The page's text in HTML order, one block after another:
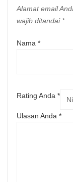
Alamat email
wajib ditandai *
Nama *
Rating Anda *
Ulasan Anda *